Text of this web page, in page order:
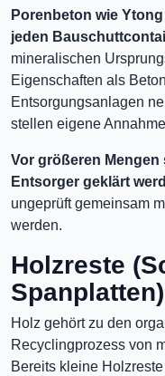
Porenbeton wie
jeden
mineralischen
Eigenschaften als
Entsorgungsanlagen
stellen eigene
Vor größeren
Entsorger geklärt
ungeprüft gemeinsam
werden.
Holzreste
Spanplatten)
Holz gehört zu den
Recyclingprozess von
Bereits kleine